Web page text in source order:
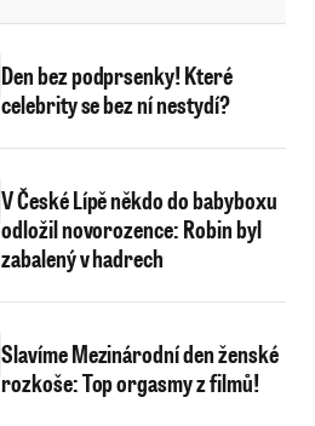
Den bez podprsenky! Které
celebrity se bez ní nestydí?
V České Lípě někdo do babyboxu
odložil novorozence: Robin byl
zabalený v hadrech
Slavíme Mezinárodní den ženské
rozkoše: Top orgasmy z filmů!